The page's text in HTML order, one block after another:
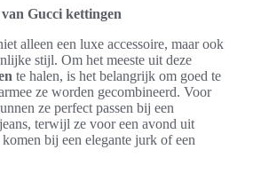
Gucci kettingen
alleen een luxe accessoire, maar ook
stijl. Om het meeste uit deze
te halen, is het belangrijk om goed te
ze worden gecombineerd. Voor
ze perfect passen bij een
terwijl ze voor een avond uit
bij een elegante jurk of een